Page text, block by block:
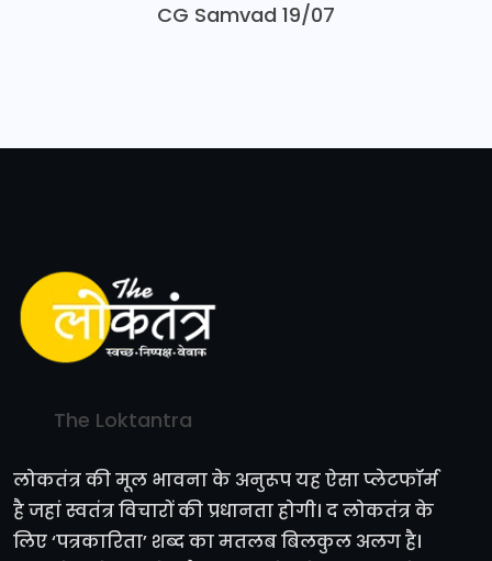
CG Samvad 19/07
The Loktantra
लोकतंत्र की मूल भावना के अनुरूप यह ऐसा प्लेटफॉर्म
है जहां स्वतंत्र विचारों की प्रधानता होगी। द लोकतंत्र के
लिए ‘पत्रकारिता’ शब्द का मतलब बिलकुल अलग है।